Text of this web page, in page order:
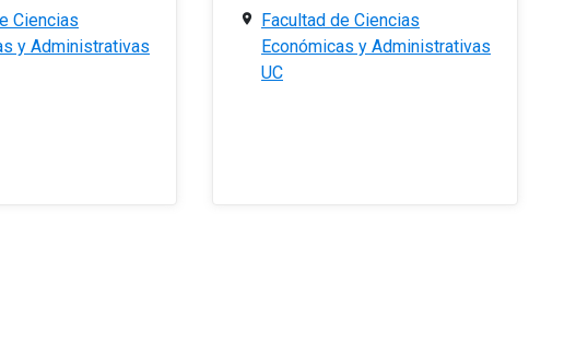
Ciencias
y Administrativas
Facultad de Ciencias
Económicas y Administrativas
UC